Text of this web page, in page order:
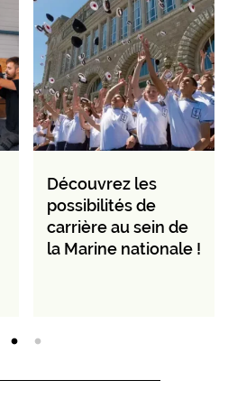
Découvrez les
possibilités de
carrière au sein de
la Marine nationale !